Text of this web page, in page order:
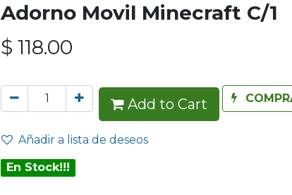
Adorno Movil Minecraft C/1
$ 118.00
Add to Cart
Añadir a lista de deseos
En Stock!!!